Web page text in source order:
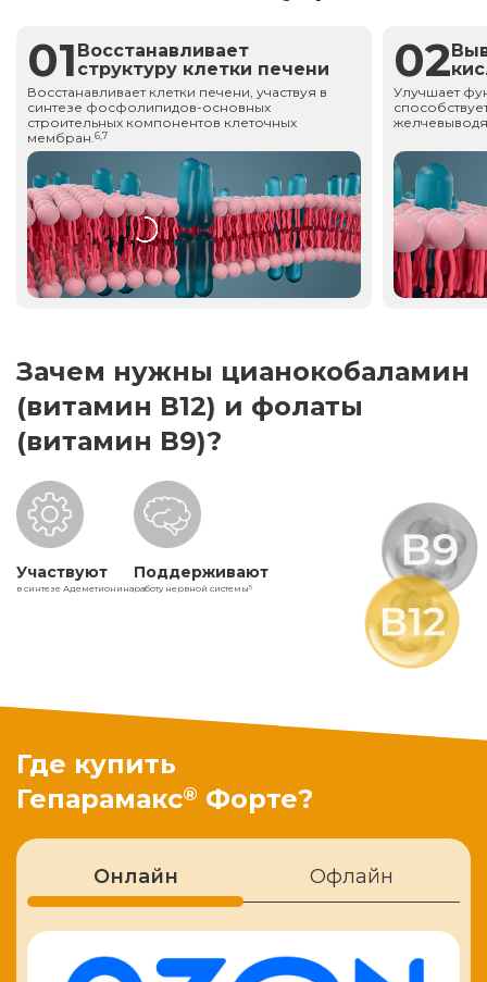
01 Восстанавливает
структуру клетки печени
Восстанавливает клетки печени, участвуя в
синтезе фосфолипидов-основных
строительных компонентов клеточных
мембран.6,7
02
Улучшает
Зачем нужны цианокобаламин
(витамин В12) и фолаты
(витамин В9)?
Участвуют
в синтезе Адеметионина
Поддерживают
работу нервной системы5
Где купить
Гепарамакс® Форте?
Онлайн Офлайн